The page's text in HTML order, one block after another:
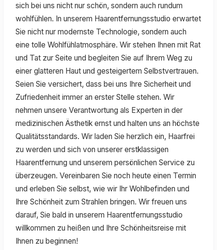
sich bei uns nicht nur schön, sondern auch rundum
wohlfühlen. In unserem Haarentfernungsstudio erwartet
Sie nicht nur modernste Technologie, sondern auch
eine tolle Wohlfühlatmosphäre. Wir stehen Ihnen mit Rat
und Tat zur Seite und begleiten Sie auf Ihrem Weg zu
einer glatteren Haut und gesteigertem Selbstvertrauen.
Seien Sie versichert, dass bei uns Ihre Sicherheit und
Zufriedenheit immer an erster Stelle stehen. Wir
nehmen unsere Verantwortung als Experten in der
medizinischen Ästhetik ernst und halten uns an höchste
Qualitätsstandards. Wir laden Sie herzlich ein, Haarfrei
zu werden und sich von unserer erstklassigen
Haarentfernung und unserem persönlichen Service zu
überzeugen. Vereinbaren Sie noch heute einen Termin
und erleben Sie selbst, wie wir Ihr Wohlbefinden und
Ihre Schönheit zum Strahlen bringen. Wir freuen uns
darauf, Sie bald in unserem Haarentfernungsstudio
willkommen zu heißen und Ihre Schönheitsreise mit
Ihnen zu beginnen!